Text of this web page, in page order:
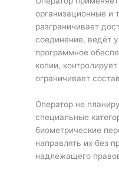
организационные и
разграничивает
соединение, ведёт
программное
копии,
ограничивает
Оператор не
специальные
биометрические
направлять их без
надлежащего